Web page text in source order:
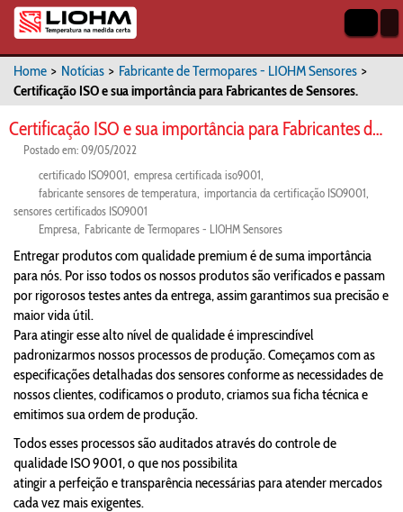
Home > Notícias > Fabricante de Termopares - LIOHM Sensores >
Certificação ISO e sua importância para Fabricantes de Sensores.
Certificação ISO e sua importância para Fabricantes de Sensores.
Postado em: 09/05/2022
certificado ISO9001 empresa certificada iso9001
fabricante sensores de temperatura importancia da certificação ISO9001
sensores certificados ISO9001
Empresa
Fabricante de Termopares - LIOHM Sensores
Entregar produtos com qualidade premium é de suma importância
para nós. Por isso todos os nossos produtos são verificados e passam
por rigorosos testes antes da entrega, assim garantimos sua precisão e
maior vida útil.
Para atingir esse alto nível de qualidade é imprescindível
padronizarmos nossos processos de produção. Começamos com as
especificações detalhadas dos sensores conforme as necessidades de
nossos clientes, codificamos o produto, criamos sua ficha técnica e
emitimos sua ordem de produção.
Todos esses processos são auditados através do controle de
qualidade ISO 9001, o que nos possibilita
atingir a perfeição e transparência necessárias para atender mercados
cada vez mais exigentes.